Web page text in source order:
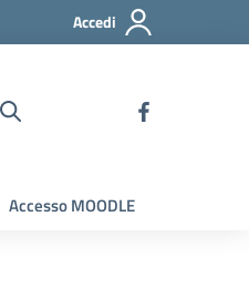
Accedi
Accesso MOODLE